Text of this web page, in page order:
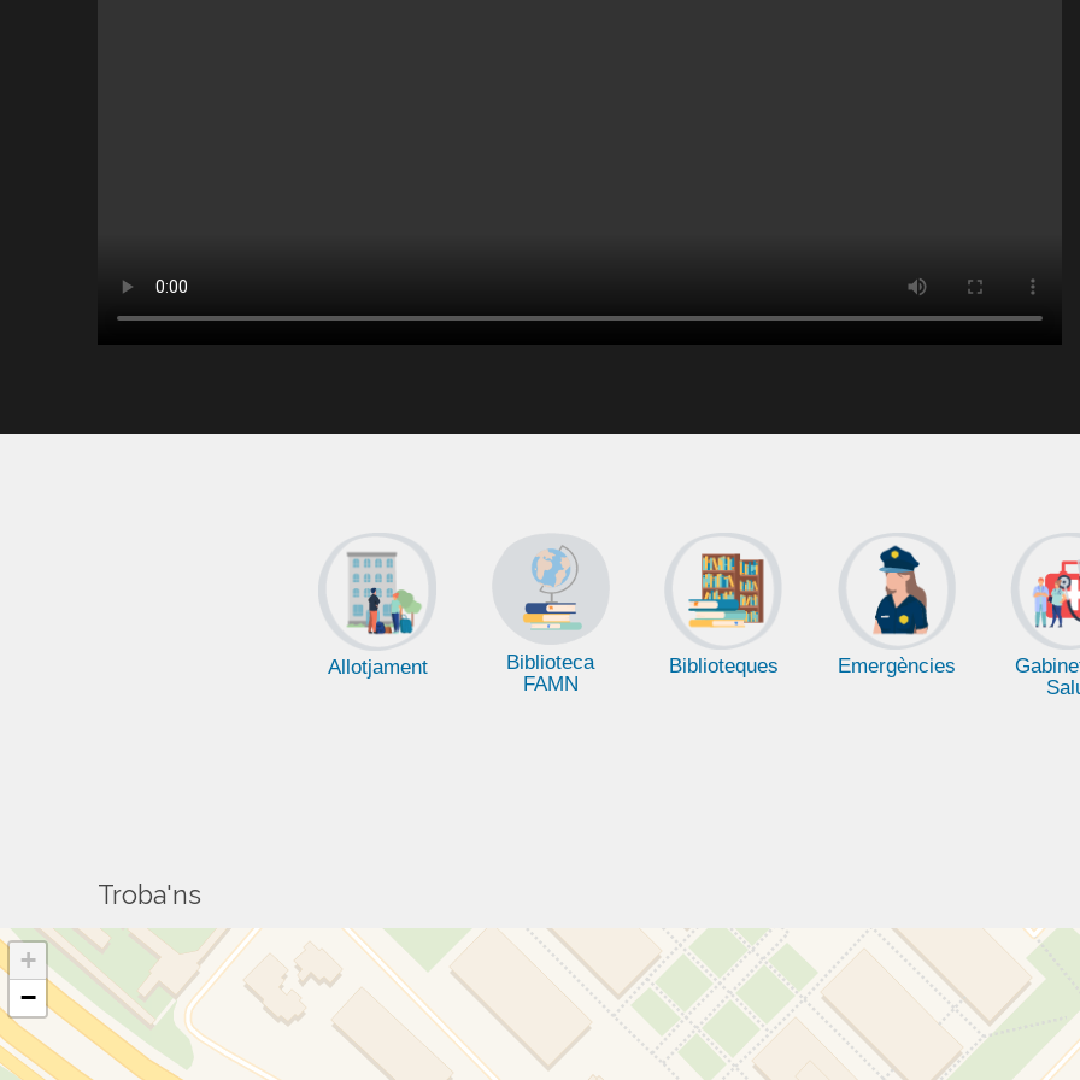
Allotjament
Biblioteca
FAMN
Biblioteques Emergències
Troba'ns
+
−